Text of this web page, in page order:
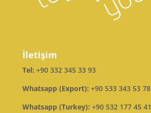
İletişim
Tel: +90 332 345 33 93
Whatsapp (Export): +90 533 343 53 78
Whatsapp (Turkey): +90 532 177 45 41